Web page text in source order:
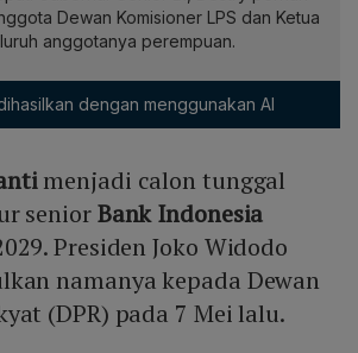
Dewan Komisioner LPS dan Ketua
anggotanya perempuan.
dengan menggunakan AI
menjadi calon tunggal
seniorBank Indonesia
Presiden Joko Widodo
namanya kepada Dewan
(DPR) pada 7 Mei lalu.